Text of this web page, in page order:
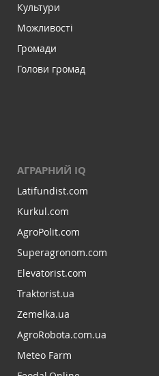
Культури
Можливості
Громади
Голови громад
АГРАРНИЙ IQ
Latifundist.com
Kurkul.com
AgroPolit.com
Superagronom.com
Elevatorist.com
Traktorist.ua
Zemelka.ua
AgroRobota.com.ua
Meteo Farm